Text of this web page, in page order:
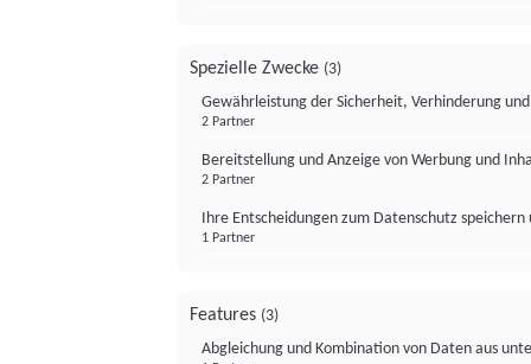
Spezielle Zwecke (3)
Gewährleistung der Sicherheit, Verhinderung
2 Partner
Bereitstellung und Anzeige von Werbung und
2 Partner
Ihre Entscheidungen zum Datenschutz
1 Partner
Features (3)
Abgleichung und Kombination von Daten aus